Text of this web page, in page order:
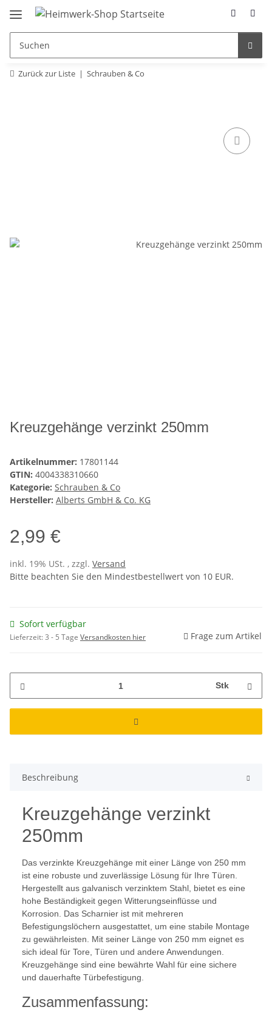
Zurück zur Liste Schrauben & Co
Kreuzgehänge verzinkt 250mm
Artikelnummer: 17801144
GTIN: 4004338310660
Kategorie: Schrauben & Co
Hersteller: Alberts GmbH & Co. KG
2,99 €
inkl. 19% USt. , zzgl. Versand
Bitte beachten Sie den Mindestbestellwert von 10 EUR.
Sofort verfügbar
Lieferzeit:3 - 5 Tage Versandkosten hier Frage zum Artikel
Stk
Beschreibung
Kreuzgehänge verzinkt
250mm
Das verzinkte Kreuzgehänge mit einer Länge von 250 mm
ist eine robuste und zuverlässige Lösung für Ihre Türen.
Hergestellt aus galvanisch verzinktem Stahl, bietet es eine
hohe Beständigkeit gegen Witterungseinflüsse und
Korrosion. Das Scharnier ist mit mehreren
Befestigungslöchern ausgestattet, um eine stabile Montage
zu gewährleisten. Mit seiner Länge von 250 mm eignet es
sich ideal für Tore, Türen und andere Anwendungen.
Kreuzgehänge sind eine bewährte Wahl für eine sichere
und dauerhafte Türbefestigung.
Zusammenfassung: